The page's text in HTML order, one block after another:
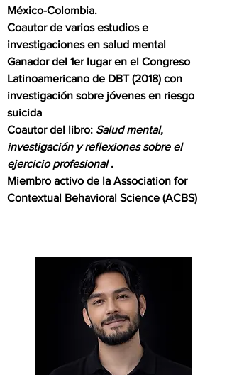
México-Colombia.
Coautor de varios estudios e
investigaciones en salud mental
Ganador del 1er lugar en el Congreso
Latinoamericano de DBT (2018) con
investigación sobre jóvenes en riesgo
suicida
Coautor del libro: Salud mental,
investigación y reflexiones sobre el
ejercicio profesional.
Miembro activo de la Association for
Contextual Behavioral Science (ACBS)